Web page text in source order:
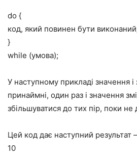
do {
код, який повинен бути
}
while (умова);
У наступному прикладі значення i
принаймні, один раз і значення
збільшуватися до тих пір, поки не
Цей код дає наступний
10